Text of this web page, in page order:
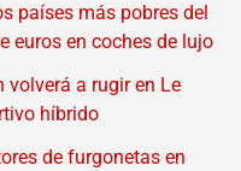
países más pobres del
euros en coches de lujo
volverá a rugir en Le
híbrido
de furgonetas en